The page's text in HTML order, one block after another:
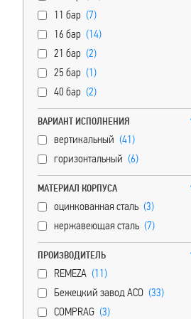
11 бар (7)
16 бар (14)
21 бар (2)
25 бар (1)
40 бар (2)
ВАРИАНТ ИСПОЛНЕНИЯ
вертикальный (41)
горизонтальный (6)
МАТЕРИАЛ КОРПУСА
оцинкованная сталь (3)
нержавеющая сталь (7)
ПРОИЗВОДИТЕЛЬ
REMEZA (11)
Бежецкий завод АСО (33)
COMPRAG (3)